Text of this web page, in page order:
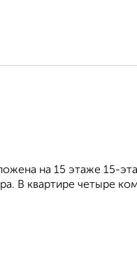
на 15 этаже 15-
В квартире четыре